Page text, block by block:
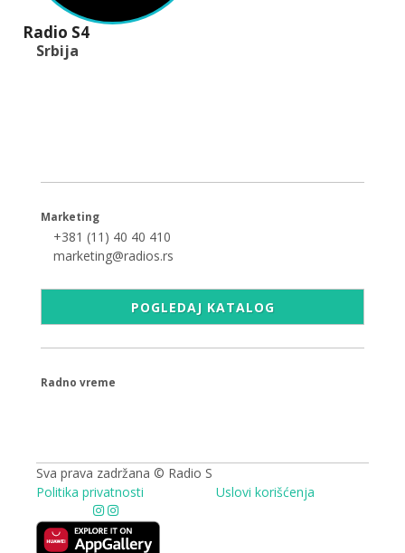
Radio S4
Srbija
Marketing
+381 (11) 40 40 410
marketing@radios.rs
POGLEDAJ KATALOG
Radno vreme
Sva prava zadržana © Radio S
Politika privatnosti
Uslovi korišćenja